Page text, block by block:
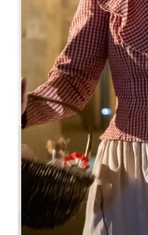
MESE
G M A M
GIORNI
L
AM
PM
M
AM
PM
M
AM
PM